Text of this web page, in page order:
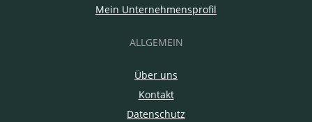
Mein Unternehmensprofil
ALLGEMEIN
Über uns
Kontakt
Datenschutz